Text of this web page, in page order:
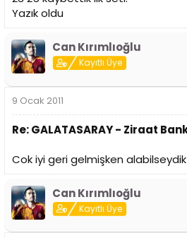
Yazık oldu
Can Kırımlıoğlu
Kayıtlı Üye
9 Ocak 2011
Re: GALATASARAY - Ziraat
Cok iyi geri gelmişken
Can Kırımlıoğlu
Kayıtlı Üye